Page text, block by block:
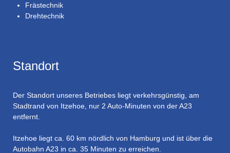
Frästechnik
Drehtechnik
Standort
Der Standort unseres Betriebes liegt verkehrsgünstig, am
Stadtrand von Itzehoe, nur 2 Auto-Minuten von der A23
entfernt.
Itzehoe liegt ca. 60 km nördlich von Hamburg und ist über die
Autobahn A23 in ca. 35 Minuten zu erreichen.